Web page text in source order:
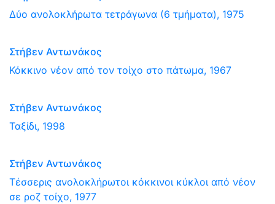
Δύο ανολοκλήρωτα τετράγωνα (6 τμήματα), 1975
Στήβεν Αντωνάκος
Κόκκινο νέον από τον τοίχο στο πάτωμα, 1967
Στήβεν Αντωνάκος
Ταξίδι, 1998
Στήβεν Αντωνάκος
Τέσσερις ανολοκλήρωτοι κόκκινοι κύκλοι από νέον
σε ροζ τοίχο, 1977